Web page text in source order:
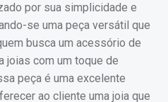
por sua simplicidade e
se uma peça versátil que
busca um acessório de
joias com um toque de
peça é uma excelente
ao cliente uma joia que